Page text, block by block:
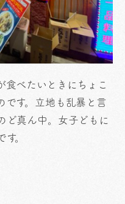
食べたいときにちょこ
です。立地も乱暴と言
ど真ん中。女子どもに
。